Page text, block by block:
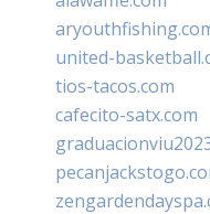
united-
tios-tacos.com
cafecito-satx.com